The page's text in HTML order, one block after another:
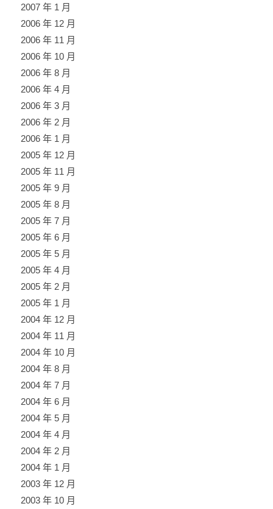
2007 年 1 月
2006 年 12 月
2006 年 11 月
2006 年 10 月
2006 年 8 月
2006 年 4 月
2006 年 3 月
2006 年 2 月
2006 年 1 月
2005 年 12 月
2005 年 11 月
2005 年 9 月
2005 年 8 月
2005 年 7 月
2005 年 6 月
2005 年 5 月
2005 年 4 月
2005 年 2 月
2005 年 1 月
2004 年 12 月
2004 年 11 月
2004 年 10 月
2004 年 8 月
2004 年 7 月
2004 年 6 月
2004 年 5 月
2004 年 4 月
2004 年 2 月
2004 年 1 月
2003 年 12 月
2003 年 10 月